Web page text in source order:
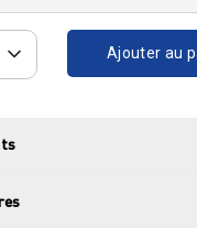
Ajouter au